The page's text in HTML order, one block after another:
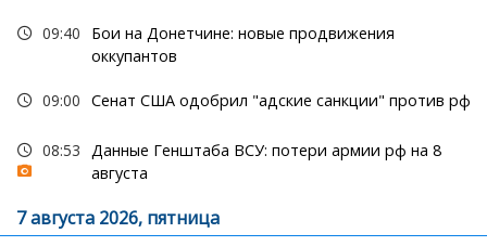
09:40
Бои на Донетчине: новые продвижения
оккупантов
09:00 Сенат США одобрил "адские санкции" против рф
08:53
Данные Генштаба ВСУ: потери армии рф на 8
августа
7 августа 2026, пятница